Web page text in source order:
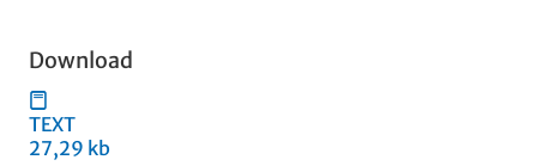
Download
TEXT
27,29 kb